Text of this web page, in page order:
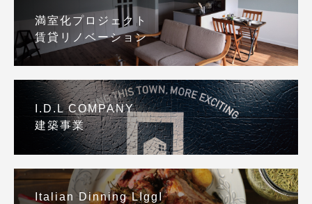
満室化プロジェクト
賃貸リノベーション
I.D.L COMPANY
建築事業
Italian Dinning LIggI